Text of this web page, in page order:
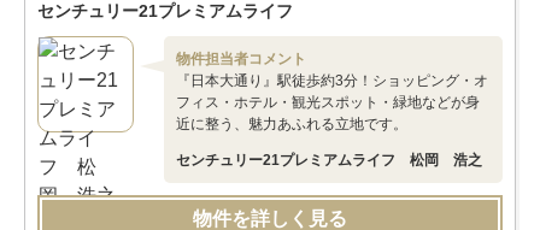
センチュリー21プレミアムライフ
物件担当者コメント
『日本大通り』駅徒歩約3分！ショッピング・オ
フィス・ホテル・観光スポット・緑地などが身
近に整う、魅力あふれる立地です。
センチュリー21プレミアムライフ 松岡 浩之
物件を詳しく見る